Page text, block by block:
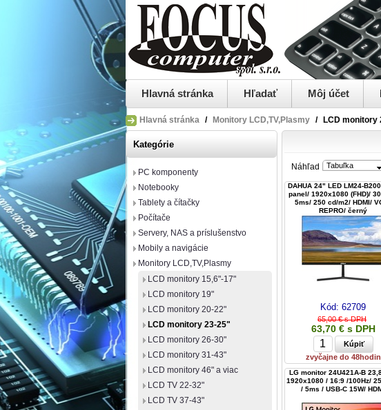
Hlavná stránka Hľadať Môj účet
Hlavná stránka / Monitory LCD,TV,Plasmy / LCD monitory
Kategórie
PC komponenty
Notebooky
Tablety a čítačky
Počítače
Servery, NAS a príslušenstvo
Mobily a navigácie
Monitory LCD,TV,Plasmy
LCD monitory 15,6"-17"
LCD monitory 19"
LCD monitory 20-22"
LCD monitory 23-25"
LCD monitory 26-30"
LCD monitory 31-43"
LCD monitory 46" a viac
LCD TV 22-32"
LCD TV 37-43"
Náhľad Tabuľka
DAHUA 24" LED LM24-
panel/ 1920x1080 (FHD)/
5ms/ 250 cd/m2/ HDMI/
REPRO/ černý
Kód: 62709
65,00 € s DPH
63,70 € s DPH
zvyčajne do 48hodin
LG monitor 24U421A-B
1920x1080 / 16:9 /100Hz/
/ 5ms / USB-C 15W/